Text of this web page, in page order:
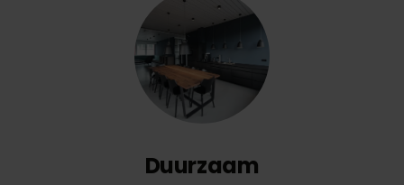
Duurzaam